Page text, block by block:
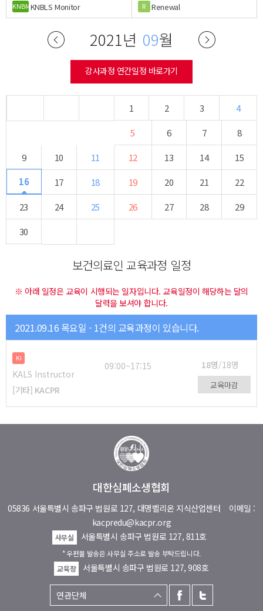
KNBMKNBLS Monitor R Renewal
2021년 09월
강사과정 연간일정 바로가기
1 2 3
4
5
6 7
8
9
10 11 12 13 14
15
16
17 18 19 20 21
22
23
24 25 26 27 28
29
30
보건의료인 교육과정 일정
※ 아래 일정은 교육이 시행되는 일자입니다. 교육일정이 해당하는 달의
달력을 보셔야 합니다.
2021.09.16 목요일 - 1건의 교육과정이 있습니다.
KI
KALS Instructor
09:00~17:15 18명/18명
[기타] KACPR 교육마감
대한심폐소생협회
05836 서울특별시 송파구 법원로 127, 대명벨리온 지식산업센터 이메일 :
kacpredu@kacpr.org
사무실 서울특별시 송파구 법원로 127, 811호
* 우편물 발송은 사무실 주소로 발송 부탁드립니다.
교육장
서울특별시 송파구 법원로 127, 908호